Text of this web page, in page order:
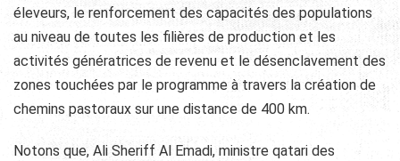
éleveurs, le renforcement des capacités des populations
au niveau de toutes les filières de production et les
activités génératrices de revenu et le désenclavement des
zones touchées par le programme à travers la création de
chemins pastoraux sur une distance de 400 km.
Notons que, Ali Sheriff Al Emadi, ministre qatari des